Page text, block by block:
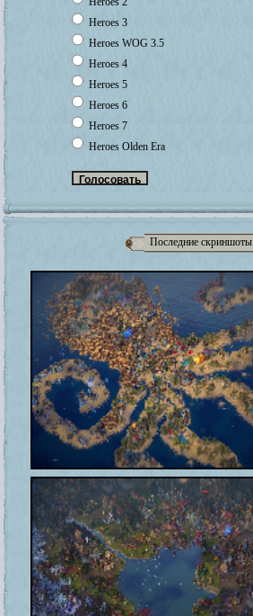
Heroes 3
Heroes WOG 3.5
Heroes 4
Heroes 5
Heroes 6
Heroes 7
Heroes Olden Era
Последние скриншоты